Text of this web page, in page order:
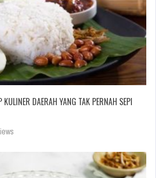
KULINER DAERAH YANG TAK PERNAH SEPI